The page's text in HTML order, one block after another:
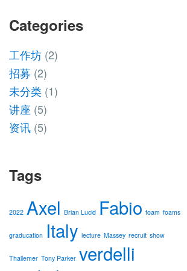
Categories
工作坊 (2)
招募 (2)
未分类 (1)
讲座 (5)
资讯 (5)
Tags
2022 Axel Brian Lucid Fabio foam foams
graducation Italy lecture Massey recruit show
Thallemer Tony Parker verdelli